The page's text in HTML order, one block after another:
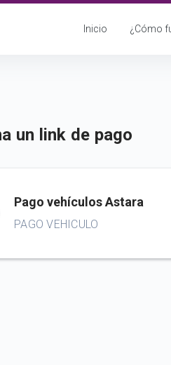
Inicio ¿Cómo
un link de pago
Pago vehículos Astara
PAGO VEHICULO